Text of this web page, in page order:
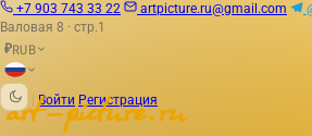
+7 903 743 33 22 artpicture.ru@gmail.com
Валовая 8 · стр.1
₽RUB
Войти Регистрация